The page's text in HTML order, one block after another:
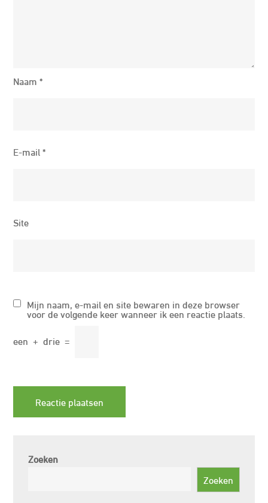
Naam*
E-mail*
Site
Mijn naam, e-mail en site bewaren in deze browser
voor de volgende keer wanneer ik een reactie plaats.
een + drie =
Zoeken
Zoeken